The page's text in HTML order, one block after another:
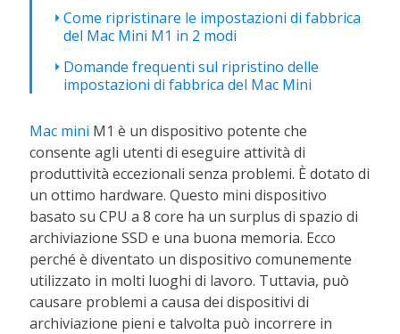
Come ripristinare le impostazioni di fabbrica
del Mac Mini M1 in 2 modi
Domande frequenti sul ripristino delle
impostazioni di fabbrica del Mac Mini
Mac mini M1 è un dispositivo potente che
consente agli utenti di eseguire attività di
produttività eccezionali senza problemi. È dotato di
un ottimo hardware. Questo mini dispositivo
basato su CPU a 8 core ha un surplus di spazio di
archiviazione SSD e una buona memoria. Ecco
perché è diventato un dispositivo comunemente
utilizzato in molti luoghi di lavoro. Tuttavia, può
causare problemi a causa dei dispositivi di
archiviazione pieni e talvolta può incorrere in